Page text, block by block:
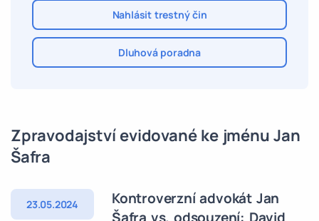
Nahlásit trestný čin
Dluhová poradna
Zpravodajství evidované ke jménu Jan
Šafra
23.05.2024
Kontroverzní advokát Jan